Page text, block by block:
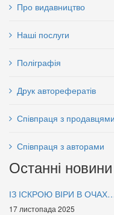
Про видавництво
Наші послуги
Поліграфія
Друк авторефератів
Співпраця з продавцями
Співпраця з авторами
Останні новини
ІЗ ІСКРОЮ ВІРИ В ОЧАХ…
17 листопада 2025